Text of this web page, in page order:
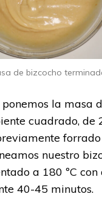
de bizcocho
ponemos la masa
cuadrado, de
nuestro
a 180 ºC
40-45 minutos.